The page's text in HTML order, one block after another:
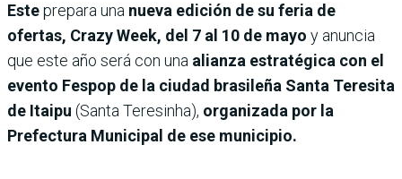
Esteprepara una nueva edición de su feria de
ofertas, Crazy Week, del 7 al 10 de mayo y anuncia
que este año será con una alianza estratégica con el
evento Fespop de la ciudad brasileña Santa Teresita
de Itaipu (Santa Teresinha), organizada por la
Prefectura Municipal de ese municipio.